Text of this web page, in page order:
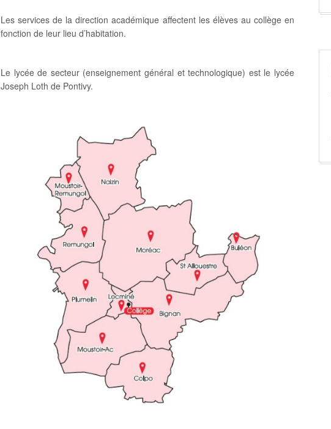
Les services de la direction académique affectent les élèves au collège en
fonction de leur lieu d’habitation.
Le lycée de secteur (enseignement général et technologique) est le lycée
Joseph Loth de Pontivy.